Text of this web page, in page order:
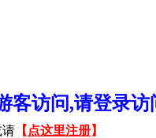
客访问,请登录
请 【 点这里注册】